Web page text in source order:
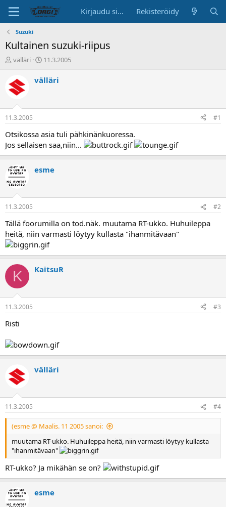
Kirjaudu sisään Rekisteröidy
Suzuki
Kultainen suzuki-riipus
K
k
u
s
t
e
l
n
l
o
i
t
t
a
j
a
välläri
A
o
p
ä
v
11.3.2005
välläri
11.3.2005 #1
Otsikossa asia tuli pähkinänkuoressa.
Jos sellaisen saa,niin...
esme
11.3.2005 #2
Tällä foorumilla on tod.näk. muutama RT-ukko. Huhuileppa
heitä, niin varmasti löytyy kullasta "ihanmitävaan"
K KaitsuR
11.3.2005 #3
Risti
välläri
11.3.2005 #4
(esme @ Maalis. 11 2005 sanoi:
muutama RT-ukko. Huhuileppa heitä, niin varmasti löytyy kullasta
"ihanmitävaan"
RT-ukko? Ja mikähän se on?
esme